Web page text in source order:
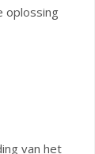
oplossing
van het